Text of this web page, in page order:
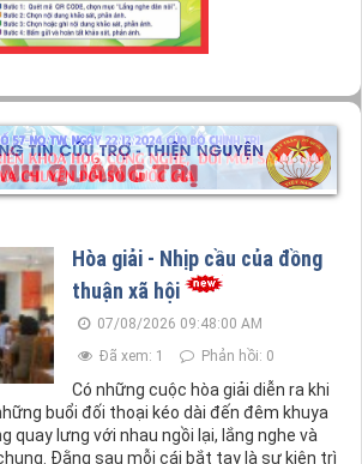
cơ sở.
Hòa giải - Nhịp cầu của đồng
thuận xã hội
07/08/2026 09:48:00 AM
Đã xem: 1
Phản hồi: 0
Có những cuộc hòa giải diễn ra khi
buổi đối thoại kéo dài đến đêm khuya
quay lưng với nhau ngồi lại, lắng nghe và
Đằng sau mỗi cái bắt tay là sự kiên trì